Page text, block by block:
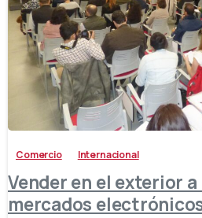
Comercio Internacional
Vender en el exterior
mercados